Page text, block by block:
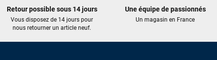
Retour possible sous 14 jours
Vous disposez de 14 jours pour
nous retourner un article neuf.
Une équipe de passionnés
Un magasin en France
encore pour cette severne dyno !
Maronui RICHMOND
il y a 2 mois